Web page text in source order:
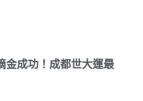
金成功！成都世大運最